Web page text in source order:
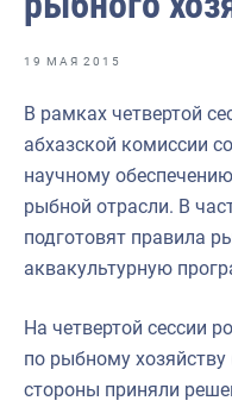
Отраслевые СМИ
Выставки и
Научно-
Рыбоохрана России
Отрасль в цифрах
Инфографика
Укрепление
19 МАЯ 2015
В рамках четвертой
абхазской комиссии
научному
рыбной отрасли. В
подготовят правила
аквакультурную
На четвертой сессии
по рыбному
стороны приняли